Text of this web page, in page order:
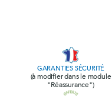
GARANTIES SÉCURITÉ
(à modifier dans le module
"Réassurance")